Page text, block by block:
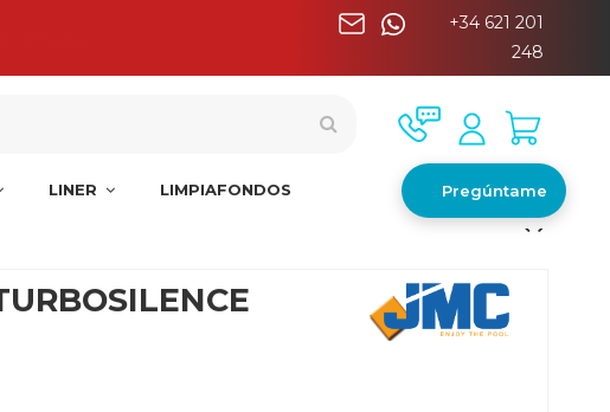
+34 621 201
248
LINER LIMPIAFONDOS Pregúntame